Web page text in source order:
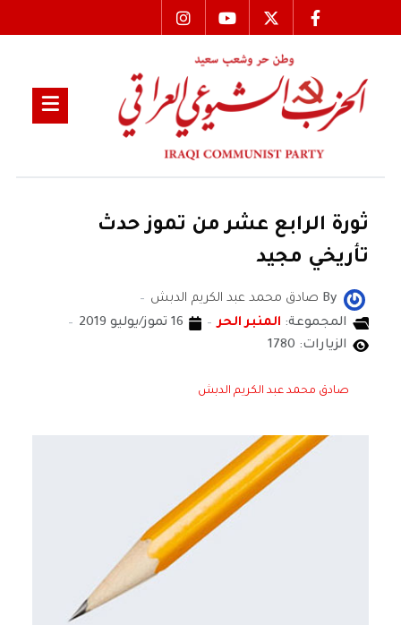
ثورة الرابع عشر من تموز حدث
تأريخي مجيد
By صادق محمد عبد الكريم الدبش
المجموعة: المنبر الحر
16 تموز/يوليو 2019
الزيارات: 1780
صادق محمد عبد الكريم الدبش